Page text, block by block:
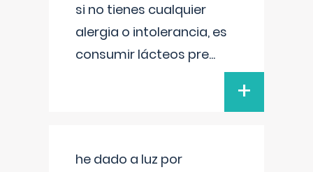
si no tienes cualquier
alergia o intolerancia, es
consumir lácteos pre...
+
he dado a luz por